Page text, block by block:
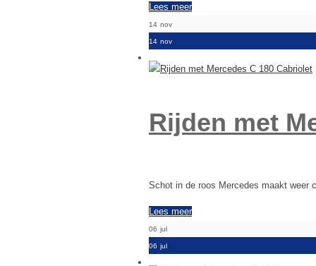
Lees meer
14 nov
14 nov
Rijden met
Schot in de roos Mercedes maakt weer
Lees meer
06 jul
06 jul